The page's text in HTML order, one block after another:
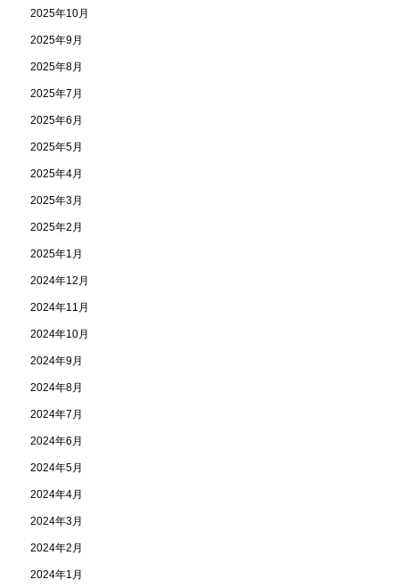
2025年10月
2025年9月
2025年8月
2025年7月
2025年6月
2025年5月
2025年4月
2025年3月
2025年2月
2025年1月
2024年12月
2024年11月
2024年10月
2024年9月
2024年8月
2024年7月
2024年6月
2024年5月
2024年4月
2024年3月
2024年2月
2024年1月